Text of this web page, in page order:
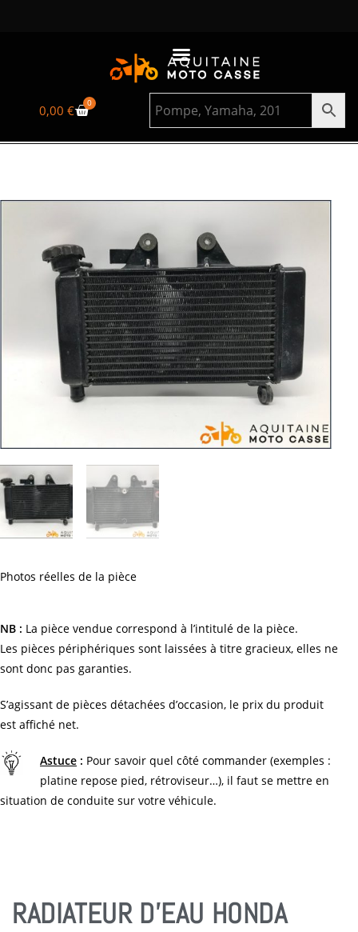
0,00€ 0
Photos réelles de la pièce
NB : La pièce vendue correspond à l’intitulé de la pièce.
Les pièces périphériques sont laissées à titre gracieux, elles ne
sont donc pas garanties.
S’agissant de pièces détachées d’occasion, le prix du produit
est affiché net.
Astuce : Pour savoir quel côté commander (exemples :
platine repose pied, rétroviseur…), il faut se mettre en
situation de conduite sur votre véhicule.
RADIATEUR D’EAU HONDA